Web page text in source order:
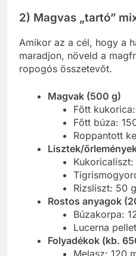
2) Magvas „tartó”
Amikor az a cél, hogy a
maradjon, növeld a
ropogós összetevőt.
Magvak (500 g)
Főtt
Főtt búza:
Roppantott
Lisztek/
Kukoricaliszt:
Rizsliszt: 50 g
Rostos anyagok
Búzakorpa:
Lucerna
Folyadékok (kb.
Melasz: 120